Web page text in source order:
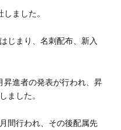
ました。
じまり、名刺配布、新入
昇進者の発表が行われ、昇
ました。
間行われ、その後配属先